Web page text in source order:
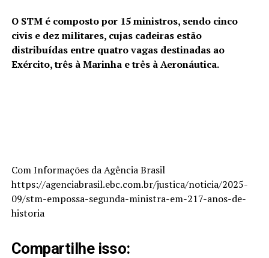
O STM é composto por 15 ministros, sendo cinco
civis e dez militares, cujas cadeiras estão
distribuídas entre quatro vagas destinadas ao
Exército, três à Marinha e três à Aeronáutica.
Com Informações da Agência Brasil
https://agenciabrasil.ebc.com.br/justica/noticia/2025-
09/stm-empossa-segunda-ministra-em-217-anos-de-
historia
Compartilhe isso: